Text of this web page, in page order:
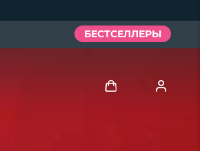
БЕСТСЕЛЛЕРЫ